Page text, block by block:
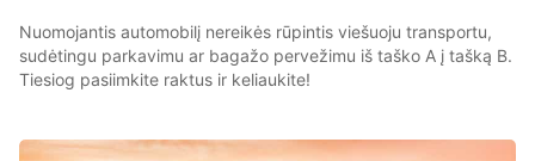
Nuomojantis automobilį nereikės rūpintis viešuoju transportu,
sudėtingu parkavimu ar bagažo pervežimu iš taško A į tašką B.
Tiesiog pasiimkite raktus ir keliaukite!